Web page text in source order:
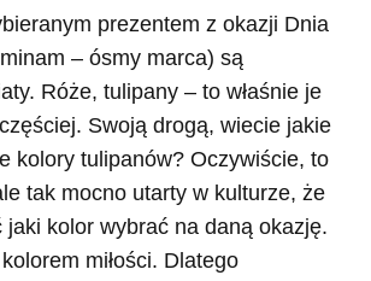
prezentem z okazji Dnia
– ósmy marca) są
Róże, tulipany – to właśnie je
Swoją drogą, wiecie jakie
kolory tulipanów? Oczywiście, to
tak mocno utarty w kulturze, że
jaki kolor wybrać na daną okazję.
miłości. Dlatego